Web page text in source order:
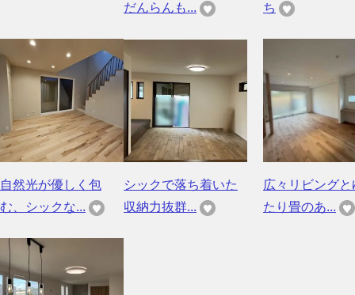
だんらんも...
ち
自然光が優しく包
む、シックな...
シックで落ち着いた
収納力抜群...
広々リビングと
たり畳のあ...